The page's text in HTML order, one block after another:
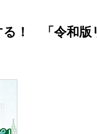
る！ 「令和版